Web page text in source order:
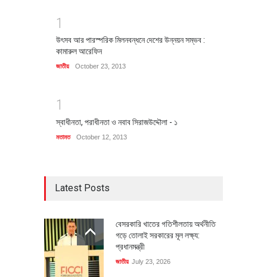
1
উৎসব আর পারস্পরিক মিলনবন্ধনে দেশের উন্নয়ন সম্ভব :
কামারুল আরেফিন
জাতীয় October 23, 2013
1
স্বাধীনতা, পরাধীনতা ও নবাব সিরাজউদ্দৌলা - ১
মতামত October 12, 2013
Latest Posts
বেসরকারি খাতের গতিশীলতায় অর্থনীতি
গড়ে তোলাই সরকারের মূল লক্ষ্য:
প্রধানমন্ত্রী
জাতীয় July 23, 2026